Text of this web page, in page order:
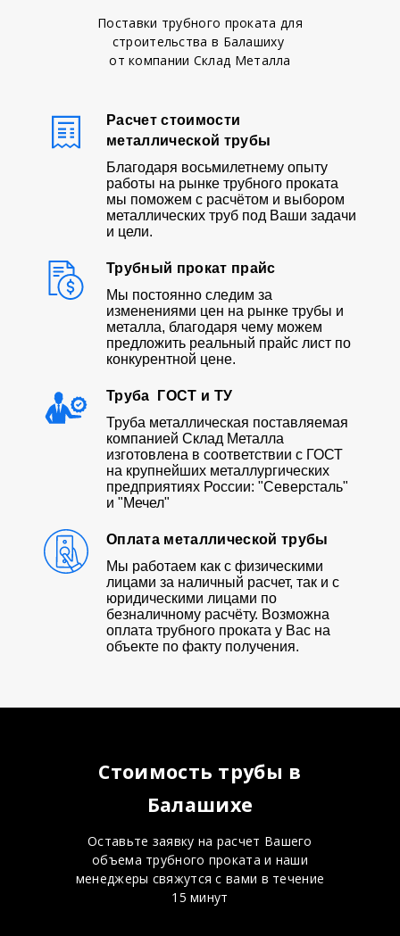
Поставки трубного проката для
строительства в Балашиху
от компании Склад Металла
Расчет стоимости
металлической трубы
Благодаря восьмилетнему опыту
работы на рынке трубного проката
мы поможем с расчётом и выбором
металлических труб под Ваши задачи
и цели.
Трубный прокат прайс
Мы постоянно следим за
изменениями цен на рынке трубы и
металла, благодаря чему можем
предложить реальный прайс лист по
конкурентной цене.
Труба ГОСТ и ТУ
Труба металлическая поставляемая
компанией Склад Металла
изготовлена в соответствии с ГОСТ
на крупнейших металлургических
предприятиях России: "Северсталь"
и "Мечел"
Оплата металлической трубы
Мы работаем как с физическими
лицами за наличный расчет, так и с
юридическими лицами по
безналичному расчёту. Возможна
оплата трубного проката у Вас на
объекте по факту получения.
Стоимость трубы в
Балашихе
Оставьте заявку на расчет Вашего
объема трубного проката и наши
менеджеры свяжутся с вами в течение
15 минут